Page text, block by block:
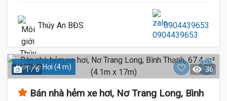
Thúy An BĐS 0904439653
Hẻm Xe Hơi (4 m)
1 / 6 36
Bán nhà hẻm xe hơi, Nơ Trang Long, Bình